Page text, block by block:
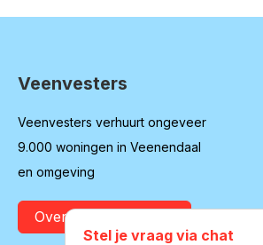
Contactinformatie
Veenvesters
Veenvesters verhuurt ongeveer
9.000 woningen in Veenendaal
en omgeving
Over onze organisatie
Stel je vraag via chat